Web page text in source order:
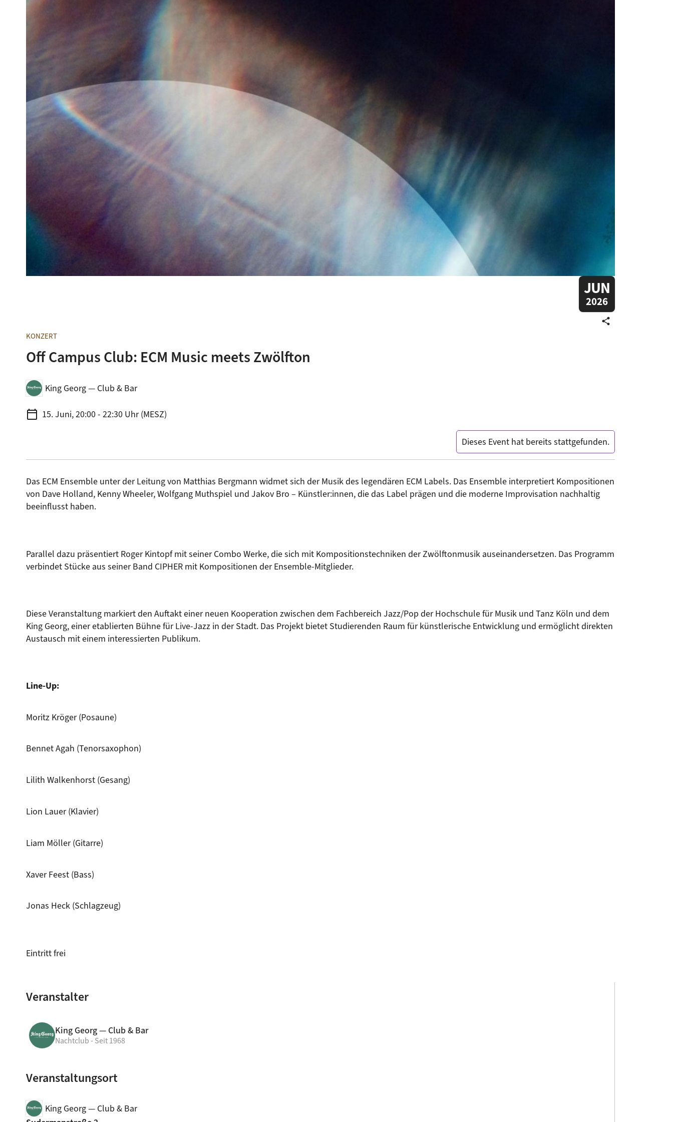
JUN
2026
share
KONZERT
Off Campus Club: ECM Music meets Zwölfton
King Georg — Club & Bar
calendar_today 15. Juni, 20:00 - 22:30 Uhr (MESZ)
Dieses Event hat bereits stattgefunden.
Veranstalter
King Georg — Club & Bar
Nachtclub - Seit 1968
Veranstaltungsort
King Georg — Club & Bar
Das ECM Ensemble unter der Leitung von Matthias Bergmann widmet sich der Musik des legendären ECM Labels. Das Ensemble interpretiert Kompositionen
von Dave Holland, Kenny Wheeler, Wolfgang Muthspiel und Jakov Bro – Künstler:innen, die das Label prägen und die moderne Improvisation nachhaltig
beeinflusst haben.
Parallel dazu präsentiert Roger Kintopf mit seiner Combo Werke, die sich mit Kompositionstechniken der Zwölftonmusik auseinandersetzen. Das Programm
verbindet Stücke aus seiner Band CIPHER mit Kompositionen der Ensemble-Mitglieder.
Diese Veranstaltung markiert den Auftakt einer neuen Kooperation zwischen dem Fachbereich Jazz/Pop der Hochschule für Musik und Tanz Köln und dem
King Georg, einer etablierten Bühne für Live-Jazz in der Stadt. Das Projekt bietet Studierenden Raum für künstlerische Entwicklung und ermöglicht direkten
Austausch mit einem interessierten Publikum.
Line-Up:
Moritz Kröger (Posaune)
Bennet Agah (Tenorsaxophon)
Lilith Walkenhorst (Gesang)
Lion Lauer (Klavier)
Liam Möller (Gitarre)
Xaver Feest (Bass)
Jonas Heck (Schlagzeug)
Eintritt frei